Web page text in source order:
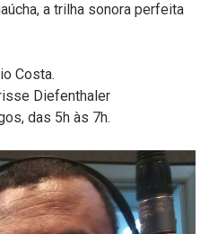
a trilha sonora perfeita
Costa.
Diefenthaler
das 5h às 7h.